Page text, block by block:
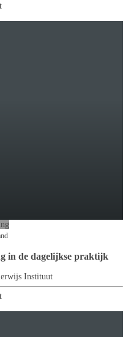
in de dagelijkse praktijk
Instituut